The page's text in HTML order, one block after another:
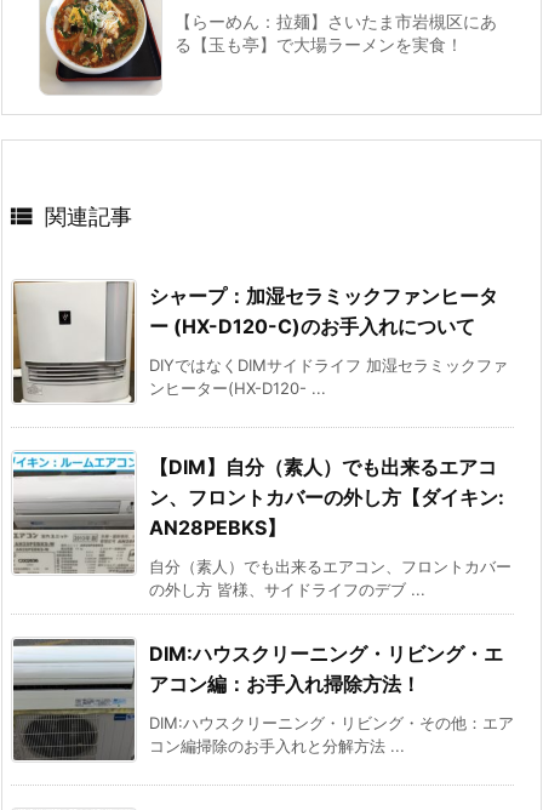
【らーめん：拉麺】さいたま市岩槻区にあ
る【玉も亭】で大場ラーメンを実食！
 関連記事
シャープ：加湿セラミックファンヒータ
ー (HX-D120-C)のお手入れについて
DIYではなくDIMサイドライフ 加湿セラミックファ
ンヒーター(HX-D120- ...
【DIM】自分（素人）でも出来るエアコ
ン、フロントカバーの外し方【ダイキン:
AN28PEBKS】
自分（素人）でも出来るエアコン、フロントカバー
の外し方 皆様、サイドライフのデブ ...
DIM:ハウスクリーニング・リビング・エ
アコン編：お手入れ掃除方法！
DIM:ハウスクリーニング・リビング・その他：エア
コン編掃除のお手入れと分解方法 ...